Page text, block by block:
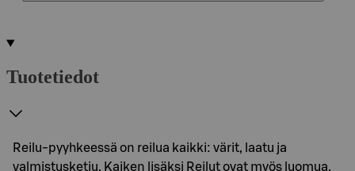
Tuotetiedot
Reilu-pyyhkeessä on reilua kaikki: värit, laatu ja
valmistusketju. Kaiken lisäksi Reilut ovat myös luomua,